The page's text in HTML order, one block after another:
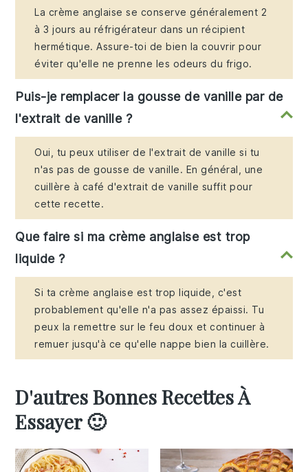
La crème anglaise se conserve généralement 2
à 3 jours au réfrigérateur dans un récipient
hermétique. Assure-toi de bien la couvrir pour
éviter qu'elle ne prenne les odeurs du frigo.
Puis-je remplacer la gousse de vanille par de
l'extrait de vanille ?
Oui, tu peux utiliser de l'extrait de vanille si tu
n'as pas de gousse de vanille. En général, une
cuillère à café d'extrait de vanille suffit pour
cette recette.
Que faire si ma crème anglaise est trop
liquide ?
Si ta crème anglaise est trop liquide, c'est
probablement qu'elle n'a pas assez épaissi. Tu
peux la remettre sur le feu doux et continuer à
remuer jusqu'à ce qu'elle nappe bien la cuillère.
D'autres Bonnes Recettes À
Essayer 🙂